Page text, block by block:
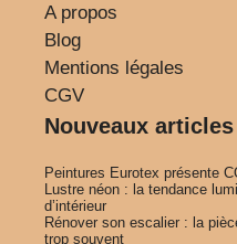
A propos
Blog
Mentions légales
CGV
Nouveaux articles
Peintures Eurotex présente
Lustre néon : la tendance
d’intérieur
Rénover son escalier : la
trop souvent